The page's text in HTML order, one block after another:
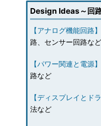
Design Ideas～回
【アナログ機能回路】
路、センサー回路など
【パワー関連と電源】
路など
【ディスプレイとド
法など